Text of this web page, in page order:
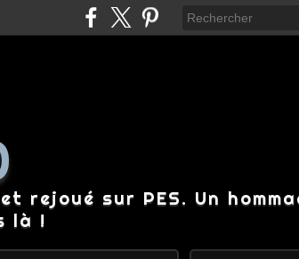
rejoué sur PES. Un
là !